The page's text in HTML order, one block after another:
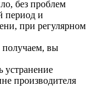
без проблем
период и
при регулярном
вы
устранение
производителя